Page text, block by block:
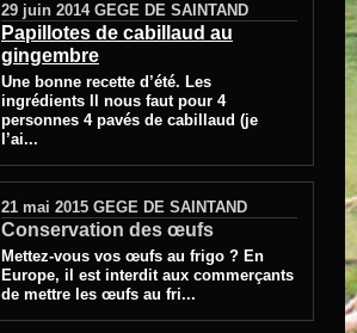
29 juin 2014 GEGE DE SAINTAND
Papillotes de cabillaud au
gingembre
Une bonne recette d’été. Les
ingrédients Il nous faut pour 4
personnes 4 pavés de cabillaud (je
l’ai...
21 mai 2015 GEGE DE SAINTAND
Conservation des œufs
Mettez-vous vos œufs au frigo ? En
Europe, il est interdit aux commerçants
de mettre les œufs au fri...